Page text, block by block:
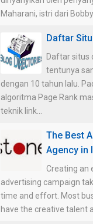
Maharani, istri dari Bobby
Daftar
Daftar situs
tentunya
dengan 10 tahun lalu.
algoritma Page Rank
teknik link...
The Best
Agency in
Creating an
advertising campaign
time and effort. Most
have the creative talent